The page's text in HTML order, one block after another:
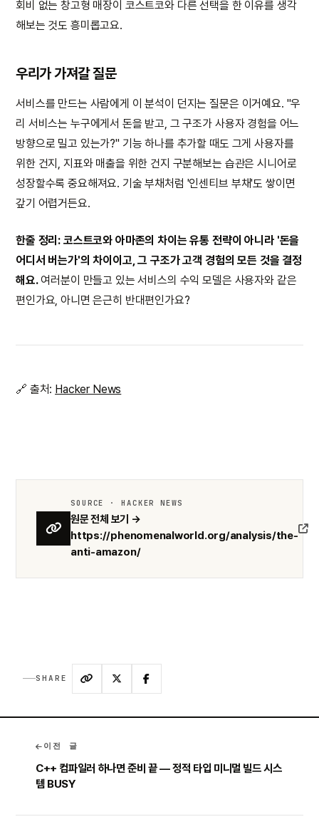
회비 없는 창고형 매장이 코스트코와 다른 선택을 한 이유를 생각
해보는 것도 흥미롭고요.
우리가 가져갈 질문
서비스를 만드는 사람에게 이 분석이 던지는 질문은 이거예요. "우
리 서비스는 누구에게서 돈을 받고, 그 구조가 사용자 경험을 어느
방향으로 밀고 있는가?" 기능 하나를 추가할 때도 그게 사용자를
위한 건지, 지표와 매출을 위한 건지 구분해보는 습관은 시니어로
성장할수록 중요해져요. 기술 부채처럼 '인센티브 부채'도 쌓이면
갚기 어렵거든요.
한줄 정리: 코스트코와 아마존의 차이는 유통 전략이 아니라 '돈을
어디서 버는가'의 차이이고, 그 구조가 고객 경험의 모든 것을 결정
해요.여러분이 만들고 있는 서비스의 수익 모델은 사용자와 같은
편인가요, 아니면 은근히 반대편인가요?
🔗 출처: Hacker News
SOURCE · HACKER NEWS
원문 전체 보기 →
https://phenomenalworld.org/analysis/the-
anti-amazon/
SHARE
이전 글
C++ 컴파일러 하나면 준비 끝 — 정적 타입 미니멀 빌드 시스
템 BUSY